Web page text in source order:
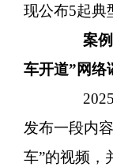
现公布5起典
案例
车开道”网络
2025
发布一段内
车”的视频，